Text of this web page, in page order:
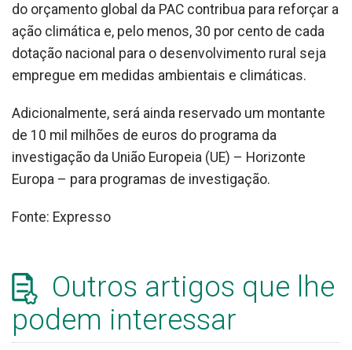
do orçamento global da PAC contribua para reforçar a
ação climática e, pelo menos, 30 por cento de cada
dotação nacional para o desenvolvimento rural seja
empregue em medidas ambientais e climáticas.
Adicionalmente, será ainda reservado um montante
de 10 mil milhões de euros do programa da
investigação da União Europeia (UE) – Horizonte
Europa – para programas de investigação.
Fonte: Expresso
Outros artigos que lhe
podem interessar